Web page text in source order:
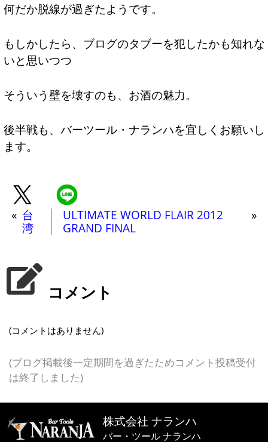
何だか脱線が過ぎたようです。
もしかしたら、ブログのタブーを犯したかも知れな
いと思いつつ
そういう壁を壊すのも、お酒の魅力。
後半戦も、バーツール・ナランハを宜しくお願いし
ます。
« 台
湾
ULTIMATE WORLD FLAIR 2012
GRAND FINAL
»
コメント
(コメントはありません)
(ブログ掲載後一定期間を過ぎたためコメント投稿受付
は終了しました)
株式会社 ナランハ
バー・ツール ナランハ